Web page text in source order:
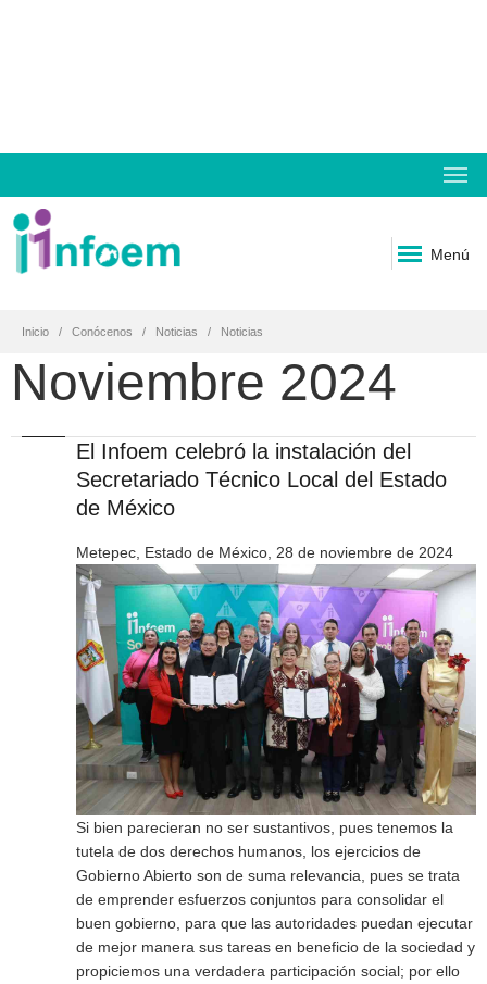
Menú
Inicio Conócenos Noticias Noticias
Noviembre 2024
El Infoem celebró la instalación del
Secretariado Técnico Local del Estado
de México
Metepec, Estado de México, 28 de noviembre de 2024
Si bien parecieran no ser sustantivos, pues tenemos la
tutela de dos derechos humanos, los ejercicios de
Gobierno Abierto son de suma relevancia, pues se trata
de emprender esfuerzos conjuntos para consolidar el
buen gobierno, para que las autoridades puedan ejecutar
de mejor manera sus tareas en beneficio de la sociedad y
propiciemos una verdadera participación social; por ello